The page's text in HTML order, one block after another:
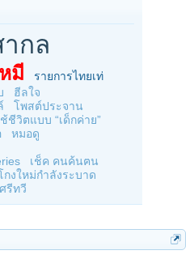
ากล
มี
รายการไทยเท่
ฮีลใจ
โพสต์ประจาน
ชีวิตแบบ “เด็กค่าย”
หมอดู
เช็ค คนค้นฅน
กงใหม่กำลังระบาด
รีทวี